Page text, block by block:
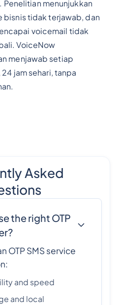
Penelitian menunjukkan
bisnis tidak terjawab, dan
voicemail tidak
VoiceNow
menjawab setiap
jam sehari, tanpa
Asked
the right OTP
OTP SMS service
and speed
and local